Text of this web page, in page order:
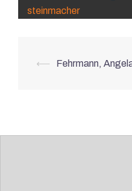
steinmacher
⟵ Fehrmann,